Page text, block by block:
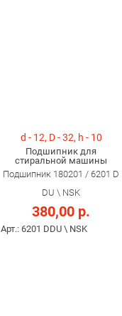
d - 12, D - 32, h - 10
Подшипник для
стиральной машины
Подшипник 180201 / 6201 D
DU \ NSK
380,00 р.
Арт.: 6201 DDU \ NSK